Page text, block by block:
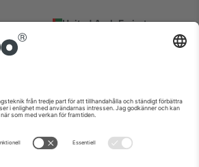
United Arab Emirates
UAE Dubai Silicon Oasis, DDP